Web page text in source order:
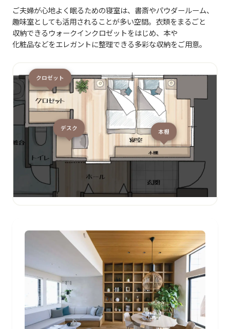
ご夫婦が​心地よく​眠る​ための​寝室は、​書斎や​パウダールーム、​
趣味室と​しても​活用される​ことが​多い​空間。​衣類を​まる​ごと​
収納できる​ウォークインクロゼットを​はじめ、​本や​
化粧品などを​エレガントに​整理できる​多彩な​収納を​ご用意。
本棚
デスク
クロゼット